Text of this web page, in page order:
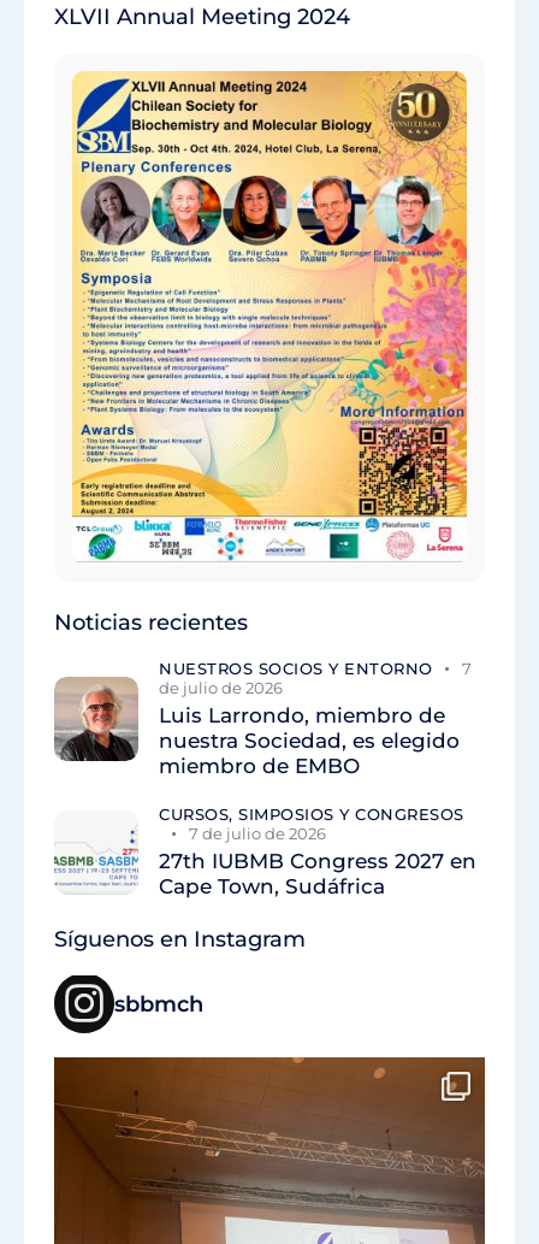
XLVII Annual Meeting 2024
Noticias recientes
NUESTROS SOCIOS Y ENTORNO
7
de julio de 2026
Luis Larrondo, miembro de
nuestra Sociedad, es elegido
miembro de EMBO
CURSOS, SIMPOSIOS Y CONGRESOS
7 de julio de 2026
27th IUBMB Congress 2027 en
Cape Town, Sudáfrica
Síguenos en Instagram
sbbmch